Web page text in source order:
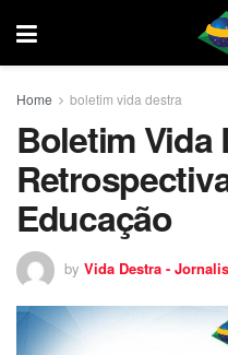
Home boletim vida destra
Boletim Vida
Educação
by Vida Destra -